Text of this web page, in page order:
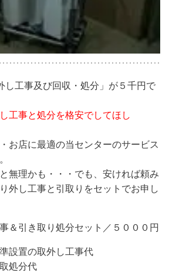
し工事及び回収・処分」が５千円で
工事と処分を格安でしてほし
お店に最適の当センターのサービス
無理かも・・・でも、安ければ頼み
外し工事と引取りをセットでお申し
＆引き取り処分セット／５０００円
取外し工事代
分代